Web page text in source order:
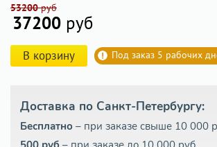
53200руб
37200 руб
В корзину Под заказ 5 рабочих
Доставка по Санкт-Петербургу:
Бесплатно – при заказе свыше 10 000